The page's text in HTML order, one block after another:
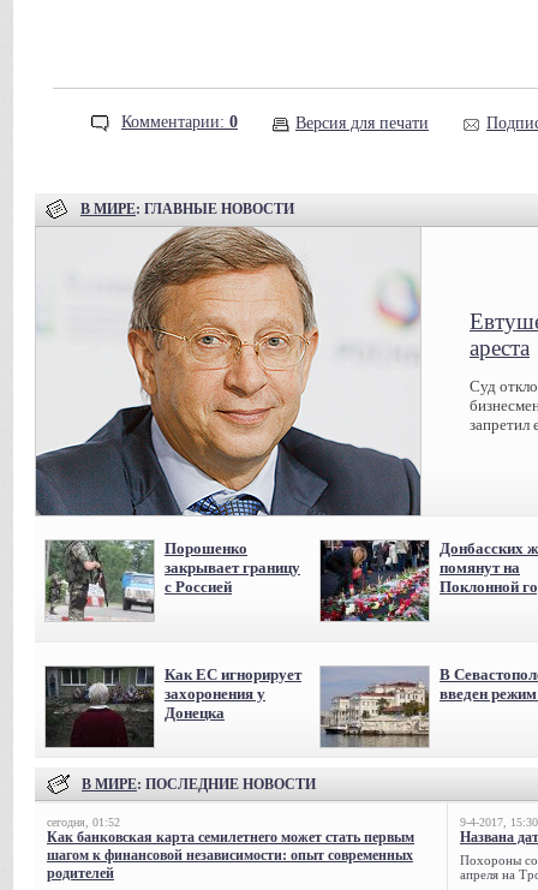
Комментарии: 0 Версия для печати
В МИРЕ: ГЛАВНЫЕ НОВОСТИ
ареста
Суд
запретил
Порошенко
закрывает границу
с Россией
Донбасских
помянут на
Поклонной
Как ЕС игнорирует
захоронения у
Донецка
В
введен
В МИРЕ: ПОСЛЕДНИЕ НОВОСТИ
сегодня, 01:52
Как банковская карта семилетнего может стать первым
шагом к финансовой независимости: опыт современных
родителей
9-4-2017, 15:30
Названа
Похороны
апреля на